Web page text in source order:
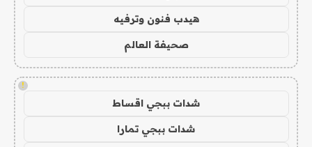
هيدب فنون وترفيه
صحيفة العالم
!
شدات ببجي اقساط
شدات ببجي تمارا